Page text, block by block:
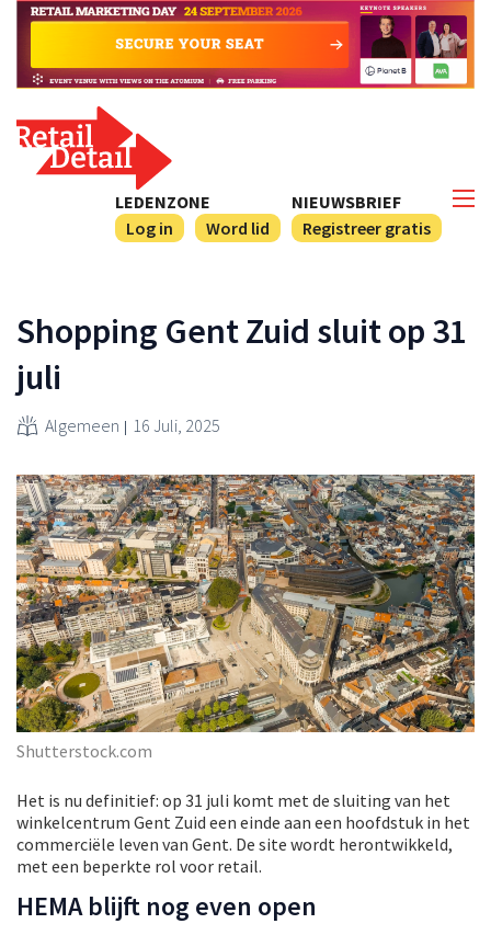
NIEUWSBRIEF
Registreer gratis
LEDENZONE
Log in
Word lid
Shopping Gent Zuid sluit op 31
juli
Algemeen 16 Juli, 2025
Shutterstock.com
Het is nu definitief: op 31 juli komt met de sluiting van het
winkelcentrum Gent Zuid een einde aan een hoofdstuk in het
commerciële leven van Gent. De site wordt herontwikkeld,
met een beperkte rol voor retail.
HEMA blijft nog even open